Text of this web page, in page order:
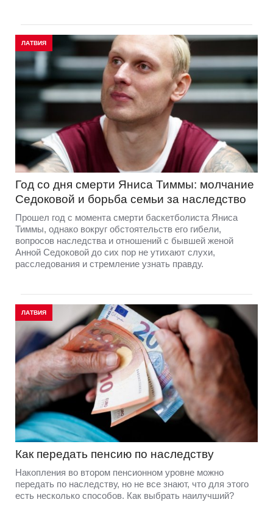
ЛАТВИЯ
Год со дня смерти Яниса Тиммы: молчание
Седоковой и борьба семьи за наследство
Прошел год с момента смерти баскетболиста Яниса
Тиммы, однако вокруг обстоятельств его гибели,
вопросов наследства и отношений с бывшей женой
Анной Седоковой до сих пор не утихают слухи,
расследования и стремление узнать правду.
ЛАТВИЯ
Как передать пенсию по наследству
Накопления во втором пенсионном уровне можно
передать по наследству, но не все знают, что для этого
есть несколько способов. Как выбрать наилучший?